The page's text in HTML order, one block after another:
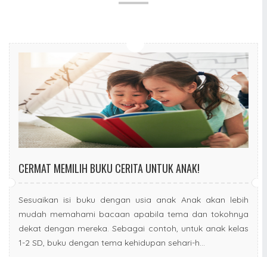
CERMAT MEMILIH BUKU CERITA UNTUK ANAK!
Sesuaikan isi buku dengan usia anak Anak akan lebih
mudah memahami bacaan apabila tema dan tokohnya
dekat dengan mereka. Sebagai contoh, untuk anak kelas
1-2 SD, buku dengan tema kehidupan sehari-h...